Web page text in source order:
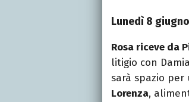
Lunedì 8
Rosa riceve da
litigio con
sarà spazio per
Lorenza,